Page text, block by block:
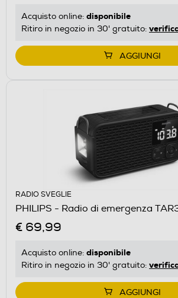
Acquisto online: disponibile
Ritiro in negozio in 30' gratuito:
AGGIUNGI
RADIO SVEGLIE
PHILIPS - Radio di emergenza
€ 69,99
Acquisto online: disponibile
Ritiro in negozio in 30' gratuito:
AGGIUNGI